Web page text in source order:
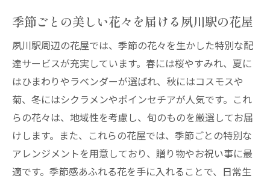
季節ごとの美しい花々を届ける夙川駅の花屋
夙川駅周辺の花屋では、季節の花々を生かした特別な配
達サービスが充実しています。春には桜やすみれ、夏に
はひまわりやラベンダーが選ばれ、秋にはコスモスや
菊、冬にはシクラメンやポインセチアが人気です。これ
らの花々は、地域性を考慮し、旬のものを厳選してお届
けします。また、これらの花屋では、季節ごとの特別な
アレンジメントを用意しており、贈り物やお祝い事に最
適です。季節感あふれる花を手に入れることで、日常生